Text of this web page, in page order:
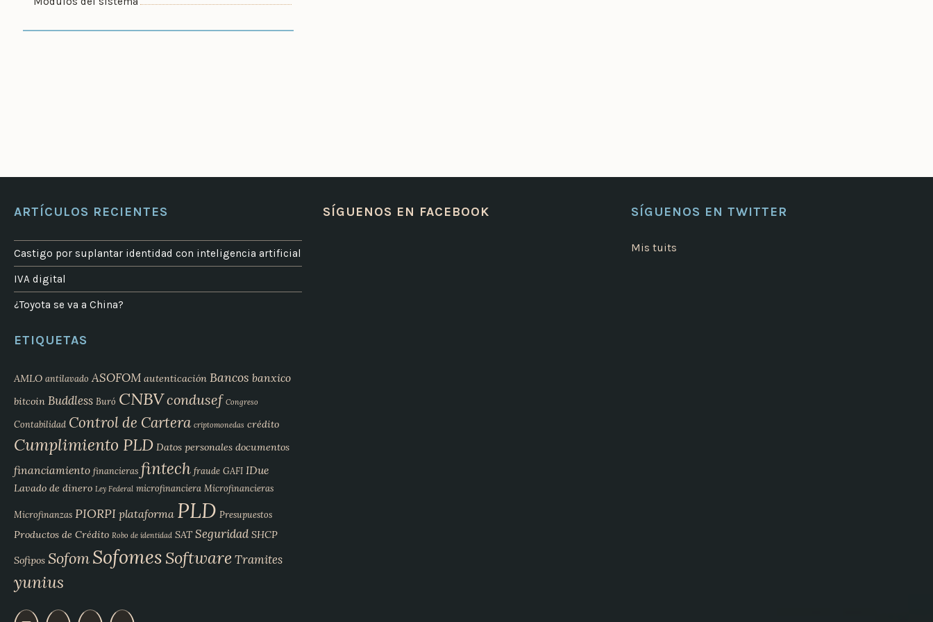
ARTÍCULOS RECIENTES
Castigo por suplantar identidad con inteligencia artificial
IVA digital
¿Toyota se va a China?
ETIQUETAS
AMLO antilavado ASOFOM autenticación Bancos banxico
bitcoin Buddless Buró CNBVcondusef Congreso
Contabilidad Control de Cartera criptomonedas crédito
Cumplimiento PLD Datos personales documentos
financiamiento financieras fintech fraude GAFI IDue
Lavado de dinero Ley Federal microfinanciera Microfinancieras
Microfinanzas PIORPI plataforma PLD Presupuestos
Productos de Crédito Robo de identidad SAT Seguridad SHCP
Sofipos SofomSofomesSoftwareTramites
yunius
SÍGUENOS EN FACEBOOK SÍGUENOS EN TWITTER
Mis tuits